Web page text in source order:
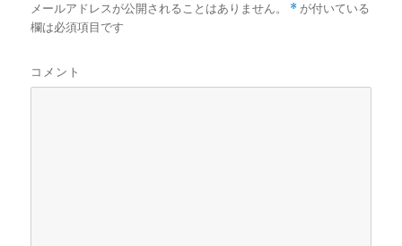
メールアドレスが公開されることはありません。 *が付いている
欄は必須項目です
コメント